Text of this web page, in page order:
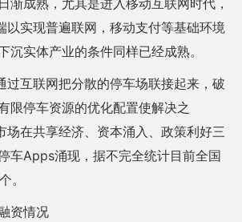
渐成熟，尤其是进入移动互联网时代，
以实现普遍联网，移动支付等基础环境
沉实体产业的条件同样已经成熟。
过互联网把分散的停车场联接起来，破
限停车资源的优化配置使解决之
场在共享经济、资本涌入、政策利好三
车Apps涌现，据不完全统计目前全国
。
资情况